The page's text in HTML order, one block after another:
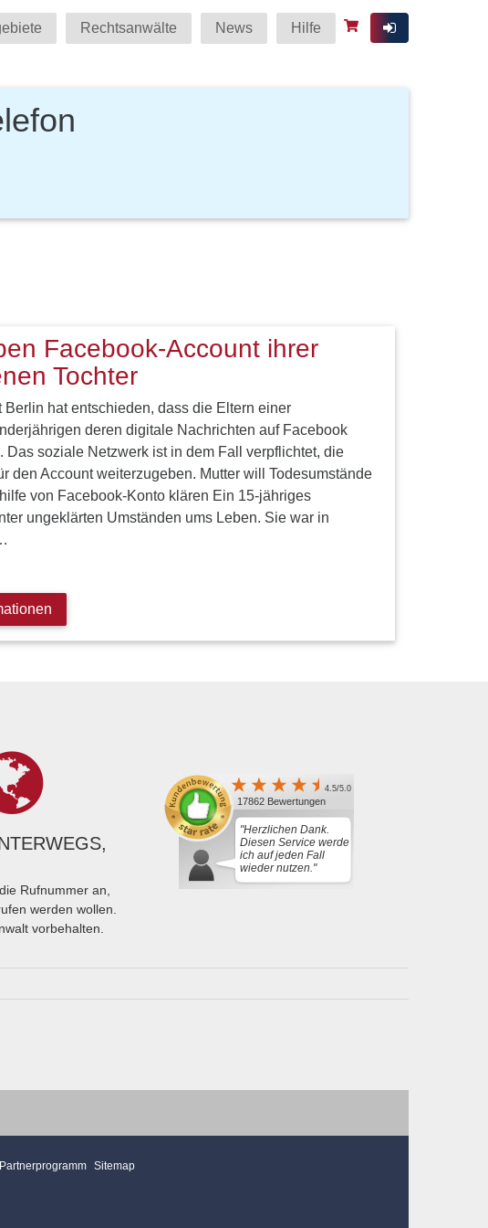
Rechtsanwälte News Hilfe
Facebook-Account ihrer
Tochter
Berlin hat entschieden, dass die Eltern einer
deren digitale Nachrichten auf Facebook
Das soziale Netzwerk ist in dem Fall verpflichtet, die
den Account weiterzugeben. Mutter will Todesumstände
von Facebook-Konto klären Ein 15-jähriges
ungeklärten Umständen ums Leben. Sie war in
Rufnummer an,
werden wollen.
vorbehalten.
4.5/5.0
17862 Bewertungen
"Herzlichen Dank.
Diesen Service werde
ich auf jeden Fall
wieder nutzen."
Partnerprogramm Sitemap